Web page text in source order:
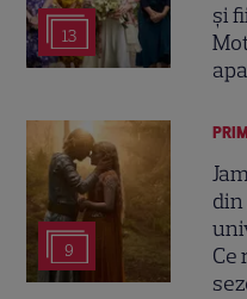
13
și
9
din
Ce